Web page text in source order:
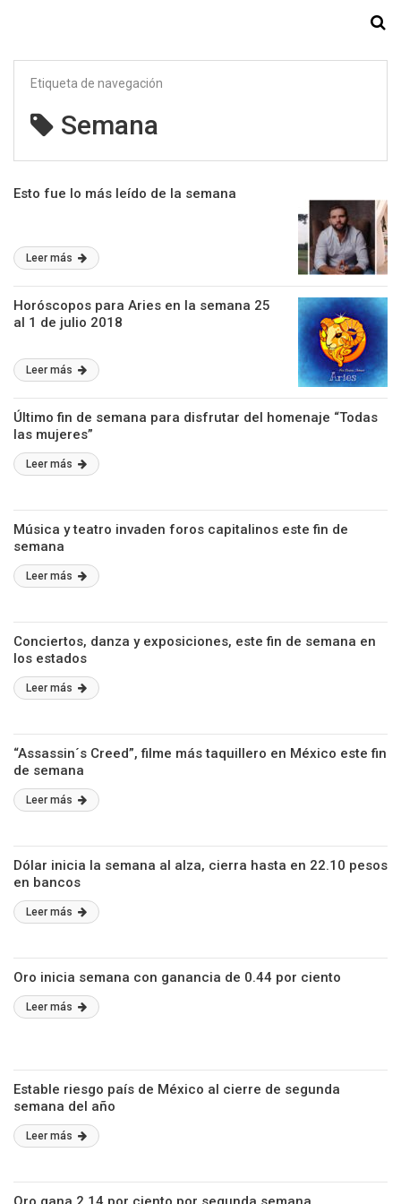
Etiqueta de navegación
Semana
Esto fue lo más leído de la semana
Leer más
Horóscopos para Aries en la semana 25
al 1 de julio 2018
Leer más
Último fin de semana para disfrutar del homenaje “Todas
las mujeres”
Leer más
Música y teatro invaden foros capitalinos este fin de
semana
Leer más
Conciertos, danza y exposiciones, este fin de semana en
los estados
Leer más
“Assassin´s Creed”, filme más taquillero en México este fin
de semana
Leer más
Dólar inicia la semana al alza, cierra hasta en 22.10 pesos
en bancos
Leer más
Oro inicia semana con ganancia de 0.44 por ciento
Leer más
Estable riesgo país de México al cierre de segunda
semana del año
Leer más